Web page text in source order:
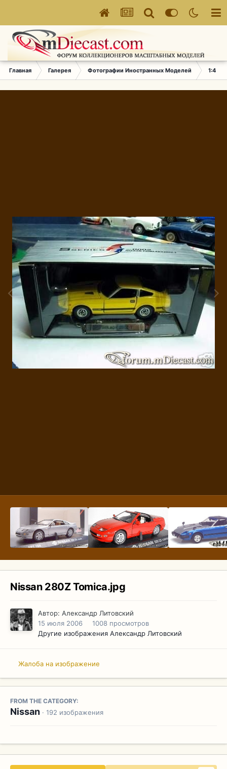
Главная Галерея Фотографии Иностранных Моделей 1:43
Nissan 280Z Tomica.jpg
Автор: Александр Литовский
15 июля 2006
1008 просмотров
Другие изображения Александр Литовский
Жалоба на изображение
FROM THE CATEGORY:
Nissan · 192 изображения